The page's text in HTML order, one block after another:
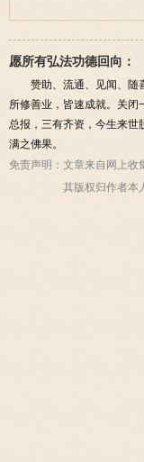
愿所有弘法功德回向：
赞助、流通、见闻、随
所修善业，皆速成就。关
总报，三有齐资，今生来世
满之佛果。
免责声明： 文章来自网上收
其版权归作者本